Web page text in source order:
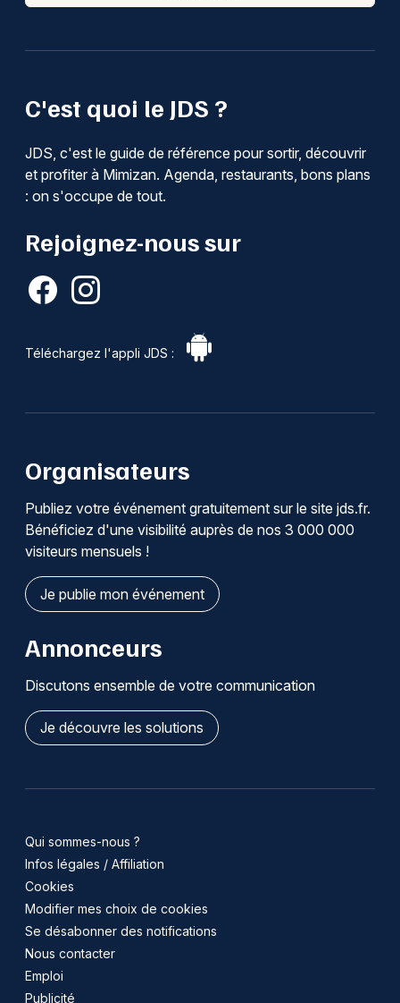
C'est quoi le JDS ?
JDS, c'est le guide de référence pour sortir, découvrir
et profiter à Mimizan. Agenda, restaurants, bons plans
: on s'occupe de tout.
Rejoignez-nous sur
Téléchargez l'appli JDS :
Organisateurs
Publiez votre événement gratuitement sur le site jds.fr.
Bénéficiez d'une visibilité auprès de nos 3 000 000
visiteurs mensuels !
Je publie mon événement
Annonceurs
Discutons ensemble de votre communication
Je découvre les solutions
Qui sommes-nous ?
Infos légales / Affiliation
Cookies
Modifier mes choix de cookies
Se désabonner des notifications
Nous contacter
Emploi
Publicité